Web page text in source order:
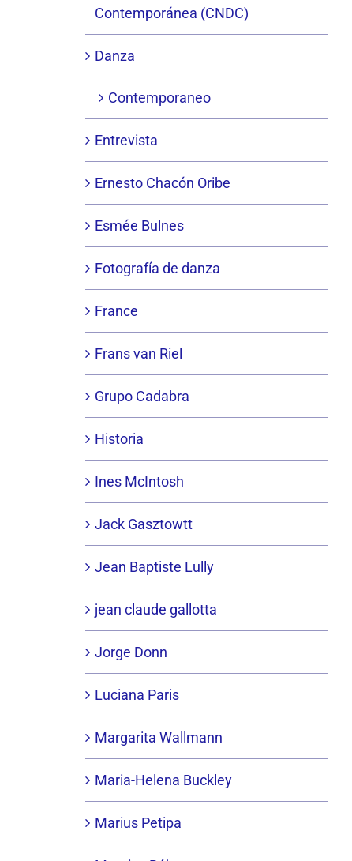
Contemporánea (CNDC)
Danza
Contemporaneo
Entrevista
Ernesto Chacón Oribe
Esmée Bulnes
Fotografía de danza
France
Frans van Riel
Grupo Cadabra
Historia
Ines McIntosh
Jack Gasztowtt
Jean Baptiste Lully
jean claude gallotta
Jorge Donn
Luciana Paris
Margarita Wallmann
Maria-Helena Buckley
Marius Petipa